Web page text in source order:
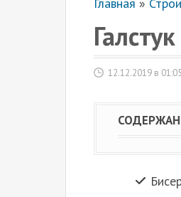
12.12.2019 в 01:05